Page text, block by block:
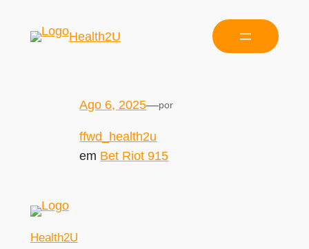
Health2U
Ago 6, 2025—por
ffwd_health2u
em Bet Riot 915
Health2U